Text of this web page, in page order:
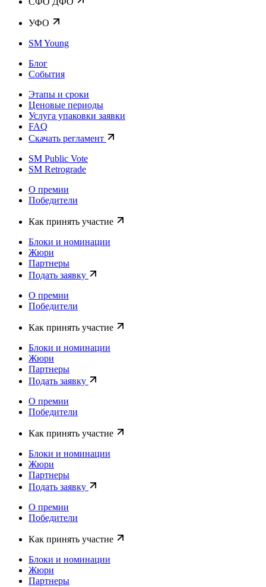
УФО
SM Young
Блог
События
Этапы и сроки
Ценовые периоды
Услуга упаковки заявки
FAQ
Скачать регламент
SM Public Vote
SM Retrograde
О премии
Победители
Как принять участие
Блоки и номинации
Жюри
Партнеры
Подать заявку
О премии
Победители
Как принять участие
Блоки и номинации
Жюри
Партнеры
Подать заявку
О премии
Победители
Как принять участие
Блоки и номинации
Жюри
Партнеры
Подать заявку
О премии
Победители
Как принять участие
Блоки и номинации
Жюри
Партнеры